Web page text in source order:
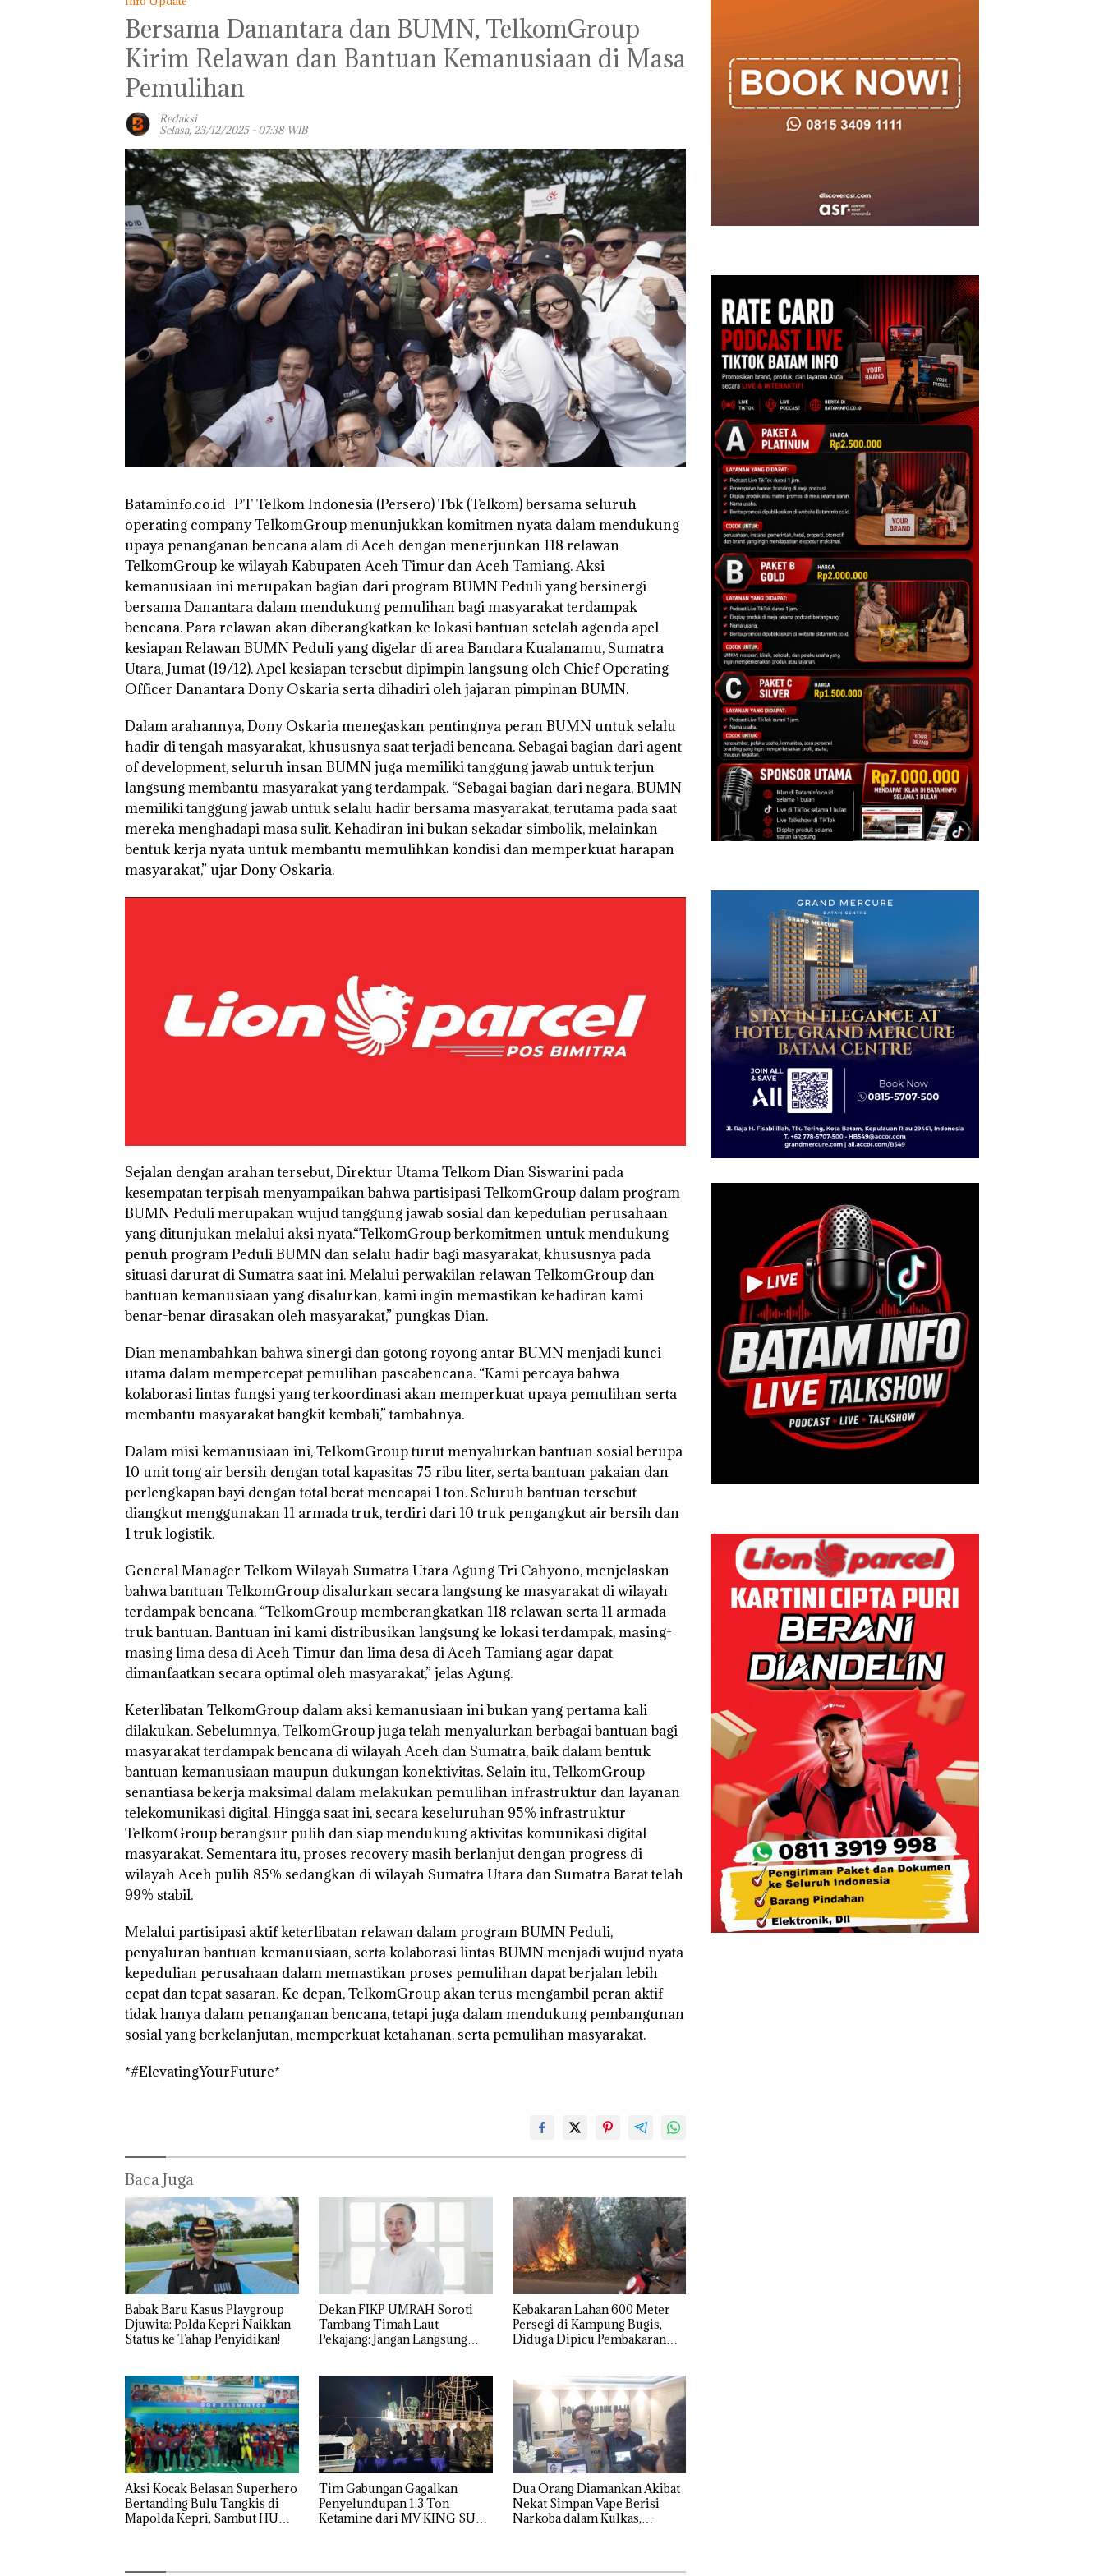
Bersama Danantara dan BUMN, TelkomGroup
Kirim Relawan dan Bantuan Kemanusiaan di Masa
Pemulihan
Redaksi
Selasa, 23/12/2025 - 07:38 WIB
Bataminfo.co.id- PT Telkom Indonesia (Persero) Tbk (Telkom) bersama seluruh
operating company TelkomGroup menunjukkan komitmen nyata dalam mendukung
upaya penanganan bencana alam di Aceh dengan menerjunkan 118 relawan
TelkomGroup ke wilayah Kabupaten Aceh Timur dan Aceh Tamiang. Aksi
kemanusiaan ini merupakan bagian dari program BUMN Peduli yang bersinergi
bersama Danantara dalam mendukung pemulihan bagi masyarakat terdampak
bencana. Para relawan akan diberangkatkan ke lokasi bantuan setelah agenda apel
kesiapan Relawan BUMN Peduli yang digelar di area Bandara Kualanamu, Sumatra
Utara, Jumat (19/12). Apel kesiapan tersebut dipimpin langsung oleh Chief Operating
Officer Danantara Dony Oskaria serta dihadiri oleh jajaran pimpinan BUMN.
Dalam arahannya, Dony Oskaria menegaskan pentingnya peran BUMN untuk selalu
hadir di tengah masyarakat, khususnya saat terjadi bencana. Sebagai bagian dari agent
of development, seluruh insan BUMN juga memiliki tanggung jawab untuk terjun
langsung membantu masyarakat yang terdampak. “Sebagai bagian dari negara, BUMN
memiliki tanggung jawab untuk selalu hadir bersama masyarakat, terutama pada saat
mereka menghadapi masa sulit. Kehadiran ini bukan sekadar simbolik, melainkan
bentuk kerja nyata untuk membantu memulihkan kondisi dan memperkuat harapan
masyarakat,” ujar Dony Oskaria.
Sejalan dengan arahan tersebut, Direktur Utama Telkom Dian Siswarini pada
kesempatan terpisah menyampaikan bahwa partisipasi TelkomGroup dalam program
BUMN Peduli merupakan wujud tanggung jawab sosial dan kepedulian perusahaan
yang ditunjukan melalui aksi nyata.“TelkomGroup berkomitmen untuk mendukung
penuh program Peduli BUMN dan selalu hadir bagi masyarakat, khususnya pada
situasi darurat di Sumatra saat ini. Melalui perwakilan relawan TelkomGroup dan
bantuan kemanusiaan yang disalurkan, kami ingin memastikan kehadiran kami
benar-benar dirasakan oleh masyarakat,” pungkas Dian.
Dian menambahkan bahwa sinergi dan gotong royong antar BUMN menjadi kunci
utama dalam mempercepat pemulihan pascabencana. “Kami percaya bahwa
kolaborasi lintas fungsi yang terkoordinasi akan memperkuat upaya pemulihan serta
membantu masyarakat bangkit kembali,” tambahnya.
Dalam misi kemanusiaan ini, TelkomGroup turut menyalurkan bantuan sosial berupa
10 unit tong air bersih dengan total kapasitas 75 ribu liter, serta bantuan pakaian dan
perlengkapan bayi dengan total berat mencapai 1 ton. Seluruh bantuan tersebut
diangkut menggunakan 11 armada truk, terdiri dari 10 truk pengangkut air bersih dan
1 truk logistik.
General Manager Telkom Wilayah Sumatra Utara Agung Tri Cahyono, menjelaskan
bahwa bantuan TelkomGroup disalurkan secara langsung ke masyarakat di wilayah
terdampak bencana. “TelkomGroup memberangkatkan 118 relawan serta 11 armada
truk bantuan. Bantuan ini kami distribusikan langsung ke lokasi terdampak, masing-
masing lima desa di Aceh Timur dan lima desa di Aceh Tamiang agar dapat
dimanfaatkan secara optimal oleh masyarakat,” jelas Agung.
Keterlibatan TelkomGroup dalam aksi kemanusiaan ini bukan yang pertama kali
dilakukan. Sebelumnya, TelkomGroup juga telah menyalurkan berbagai bantuan bagi
masyarakat terdampak bencana di wilayah Aceh dan Sumatra, baik dalam bentuk
bantuan kemanusiaan maupun dukungan konektivitas. Selain itu, TelkomGroup
senantiasa bekerja maksimal dalam melakukan pemulihan infrastruktur dan layanan
telekomunikasi digital. Hingga saat ini, secara keseluruhan 95% infrastruktur
TelkomGroup berangsur pulih dan siap mendukung aktivitas komunikasi digital
masyarakat. Sementara itu, proses recovery masih berlanjut dengan progress di
wilayah Aceh pulih 85% sedangkan di wilayah Sumatra Utara dan Sumatra Barat telah
99% stabil.
Melalui partisipasi aktif keterlibatan relawan dalam program BUMN Peduli,
penyaluran bantuan kemanusiaan, serta kolaborasi lintas BUMN menjadi wujud nyata
kepedulian perusahaan dalam memastikan proses pemulihan dapat berjalan lebih
cepat dan tepat sasaran. Ke depan, TelkomGroup akan terus mengambil peran aktif
tidak hanya dalam penanganan bencana, tetapi juga dalam mendukung pembangunan
sosial yang berkelanjutan, memperkuat ketahanan, serta pemulihan masyarakat.
*#ElevatingYourFuture*
Baca Juga
Babak Baru Kasus Playgroup
Djuwita: Polda Kepri Naikkan
Status ke Tahap Penyidikan!
Dekan FIKP UMRAH Soroti
Tambang Timah Laut
Pekajang: Jangan Langsung
Lingkungannya
Kebakaran Lahan 600 Meter
Persegi di Kampung Bugis,
Diduga Dipicu Pembakaran
Aksi Kocak Belasan Superhero
Bertanding Bulu Tangkis di
Mapolda Kepri, Sambut HUT
Tim Gabungan Gagalkan
Penyelundupan 1,3 Ton
Ketamine dari MV KING SUN
Dua Orang Diamankan Akibat
Nekat Simpan Vape Berisi
Narkoba dalam Kulkas,